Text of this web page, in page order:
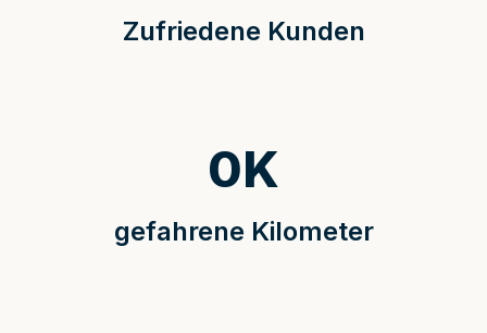
Zufriedene Kunden
gefahrene Kilometer
0K